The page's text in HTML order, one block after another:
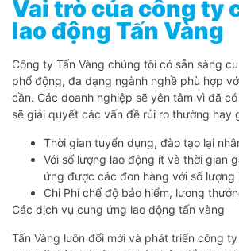
Vai trò của công ty
lao động Tấn Vàng
Công ty Tấn Vàng chúng tôi có sẵn sàng
phổ động, đa dạng ngành nghề phù hợp
cần. Các doanh nghiệp sẽ yên tâm vì đã
sẽ giải quyết các vấn đề rủi ro thường hay
Thời gian tuyển dụng, đào tạo lại
Với số lượng lao động ít và thời gian
ứng được các đơn hàng với số lượng
Chi Phí chế độ bảo hiểm, lương
Các dịch vụ cung ứng lao động tấn vàng
Tấn Vàng luôn đổi mới và phát triển công